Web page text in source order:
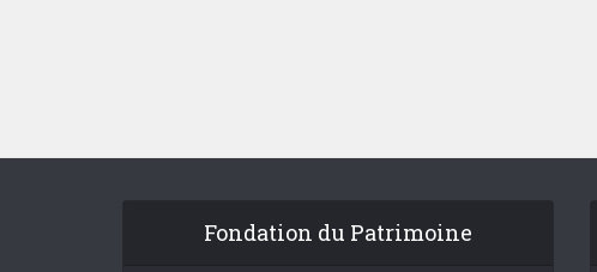
Fondation du Patrimoine